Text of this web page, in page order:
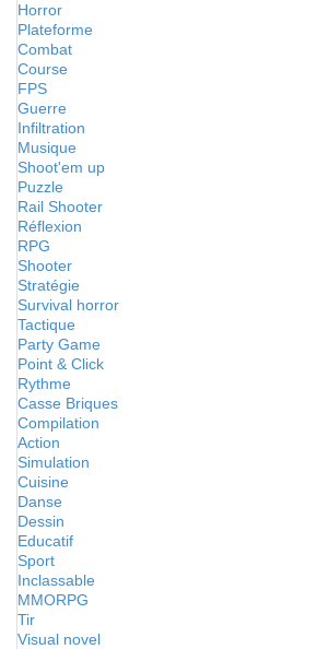
Horror
Plateforme
Combat
Course
FPS
Guerre
Infiltration
Musique
Shoot'em up
Puzzle
Rail Shooter
Réflexion
RPG
Shooter
Stratégie
Survival horror
Tactique
Party Game
Point & Click
Rythme
Casse Briques
Compilation
Action
Simulation
Cuisine
Danse
Dessin
Educatif
Sport
Inclassable
MMORPG
Tir
Visual novel